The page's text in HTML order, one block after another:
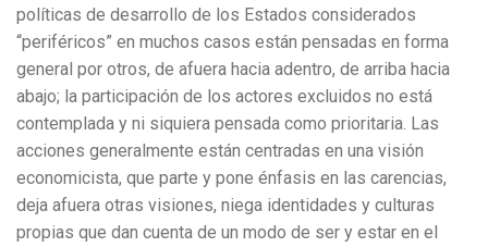
políticas de desarrollo de los Estados considerados
“periféricos” en muchos casos están pensadas en forma
general por otros, de afuera hacia adentro, de arriba hacia
abajo; la participación de los actores excluidos no está
contemplada y ni siquiera pensada como prioritaria. Las
acciones generalmente están centradas en una visión
economicista, que parte y pone énfasis en las carencias,
deja afuera otras visiones, niega identidades y culturas
propias que dan cuenta de un modo de ser y estar en el